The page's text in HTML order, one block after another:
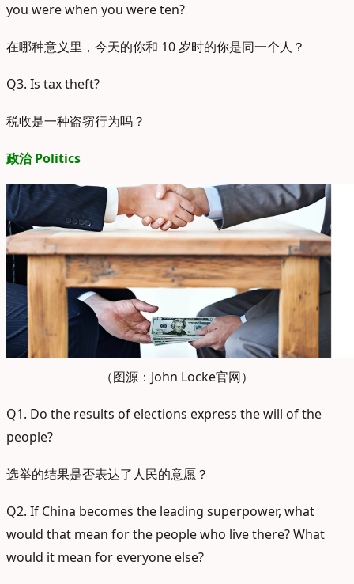
you were when you were ten?
在哪种意义里，今天的你和 10 岁时的你是同一个人？
Q3. Is tax theft?
税收是一种盗窃行为吗？
政治 Politics
（图源：John Locke官网）
Q1. Do the results of elections express the will of the
people?
选举的结果是否表达了人民的意愿？
Q2. If China becomes the leading superpower, what
would that mean for the people who live there? What
would it mean for everyone else?